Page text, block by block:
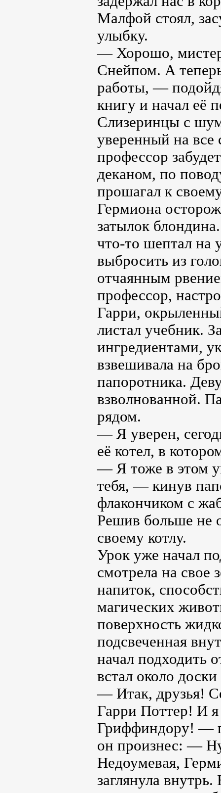
Малфой стоял,
улыбку.
— Хорошо,
Снейпом. А
работы, —
книгу и начал её
Слизеринцы с
уверенный на все
профессор
деканом, по
прошагал к
Гермиона
затылок
что-то шептал на
выбросить из
отчаянным
профессор,
Гарри,
листал учебник.
ингредиентами,
взвешивала на
папоротника.
взволнованной.
рядом.
— Я уверен,
её котел, в
— Я тоже в этом
тебя, — кинув
флакончиком с
Решив больше не
своему котлу.
Урок уже начал
смотрела на свое
напиток,
магических
поверхность
подсвеченная
начал подходить
встал около
— Итак, друзья!
Гарри Поттер! И
Гриффиндору! —
он произнес: —
Недоумевая,
заглянула